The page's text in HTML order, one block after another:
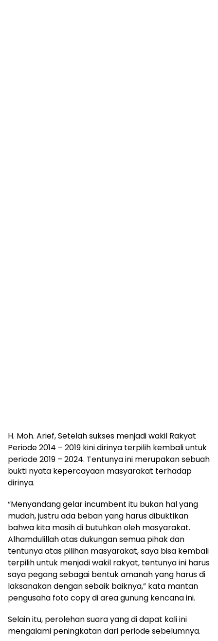
H. Moh. Arief, Setelah sukses menjadi wakil Rakyat
Periode 2014 – 2019 kini dirinya terpilih kembali untuk
periode 2019 – 2024. Tentunya ini merupakan sebuah
bukti nyata kepercayaan masyarakat terhadap
dirinya.
“Menyandang gelar incumbent itu bukan hal yang
mudah, justru ada beban yang harus dibuktikan
bahwa kita masih di butuhkan oleh masyarakat.
Alhamdulillah atas dukungan semua pihak dan
tentunya atas pilihan masyarakat, saya bisa kembali
terpilih untuk menjadi wakil rakyat, tentunya ini harus
saya pegang sebagai bentuk amanah yang harus di
laksanakan dengan sebaik baiknya,” kata mantan
pengusaha foto copy di area gunung kencana ini.
Selain itu, perolehan suara yang di dapat kali ini
mengalami peningkatan dari periode sebelumnya.